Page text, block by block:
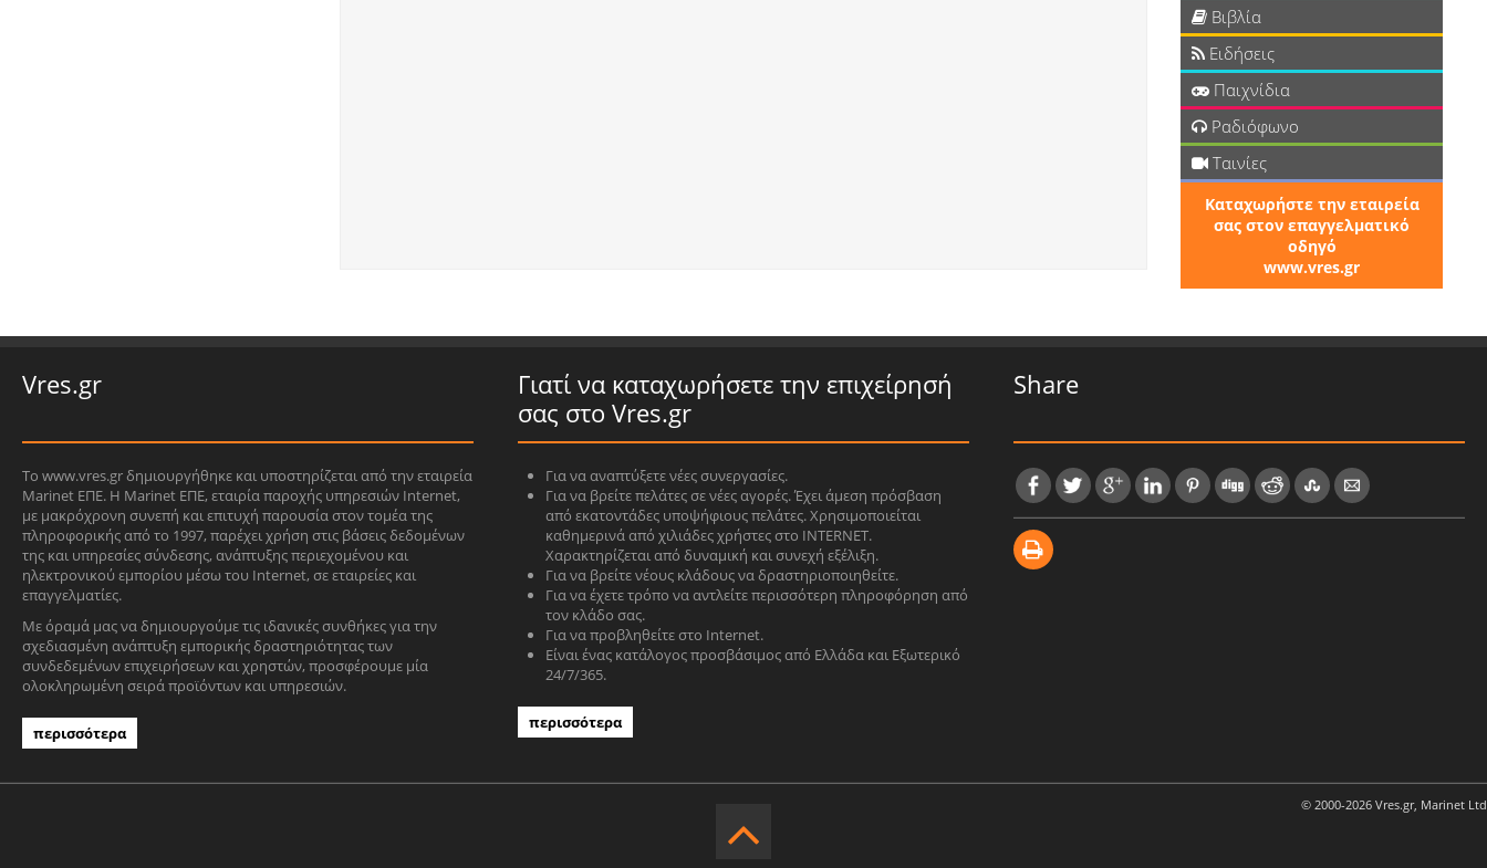
Βιβλία
Ειδήσεις
Παιχνίδια
Ραδιόφωνο
Ταινίες
Καταχωρήστε την εταιρεία
σας στον επαγγελματικό
οδηγό
www.vres.gr
Vres.gr
Το www.vres.gr δημιουργήθηκε και υποστηρίζεται από την εταιρεία
Marinet ΕΠΕ. Η Marinet ΕΠΕ, εταιρία παροχής υπηρεσιών Internet,
με μακρόχρονη συνεπή και επιτυχή παρουσία στον τομέα της
πληροφορικής από το 1997, παρέχει χρήση στις βάσεις δεδομένων
της και υπηρεσίες σύνδεσης, ανάπτυξης περιεχομένου και
ηλεκτρονικού εμπορίου μέσω του Internet, σε εταιρείες και
επαγγελματίες.
Με όραμά μας να δημιουργούμε τις ιδανικές συνθήκες για την
σχεδιασμένη ανάπτυξη εμπορικής δραστηριότητας των
συνδεδεμένων επιχειρήσεων και χρηστών, προσφέρουμε μία
ολοκληρωμένη σειρά προϊόντων και υπηρεσιών.
περισσότερα
Γιατί να καταχωρήσετε την επιχείρησή
σας στο Vres.gr
Για να αναπτύξετε νέες συνεργασίες.
Για να βρείτε πελάτες σε νέες αγορές. Έχει άμεση πρόσβαση
από εκατοντάδες υποψήφιους πελάτες. Χρησιμοποιείται
καθημερινά από χιλιάδες χρήστες στο INTERNET.
Χαρακτηρίζεται από δυναμική και συνεχή εξέλιξη.
Για να βρείτε νέους κλάδους να δραστηριοποιηθείτε.
Για να έχετε τρόπο να αντλείτε περισσότερη πληροφόρηση από
τον κλάδο σας.
Για να προβληθείτε στο Internet.
Είναι ένας κατάλογος προσβάσιμος από Ελλάδα και Εξωτερικό
24/7/365.
περισσότερα
Share
© 2000-2026 Vres.gr, Marinet Ltd